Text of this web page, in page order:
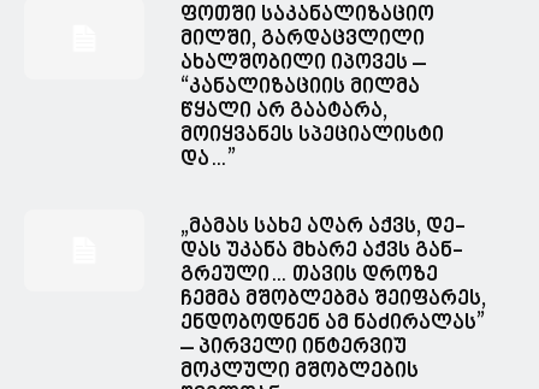
ფოთში საკანალიზაციო
მილში, გარდაცვლილი
ახალშობილი იპოვეს –
“კანალიზაციის მილმა
წყალი არ გაატარა,
მოიყვანეს სპეციალისტი
და…”
„მა­მას სახე აღარ აქვს, დე­
დას უკა­ნა მხა­რე აქვს გან­
გრე­უ­ლი… თავის დროზე
ჩემმა მშობლებმა შეიფარეს,
ენდობოდნენ ამ ნაძირალას”
– პირველი ინტერვიუ
მოკლული მშობლების